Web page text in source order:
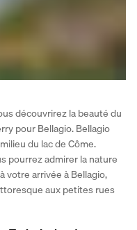
découvrirez la beauté du
pour Bellagio. Bellagio
du lac de Côme.
pourrez admirer la nature
votre arrivée à Bellagio,
aux petites rues